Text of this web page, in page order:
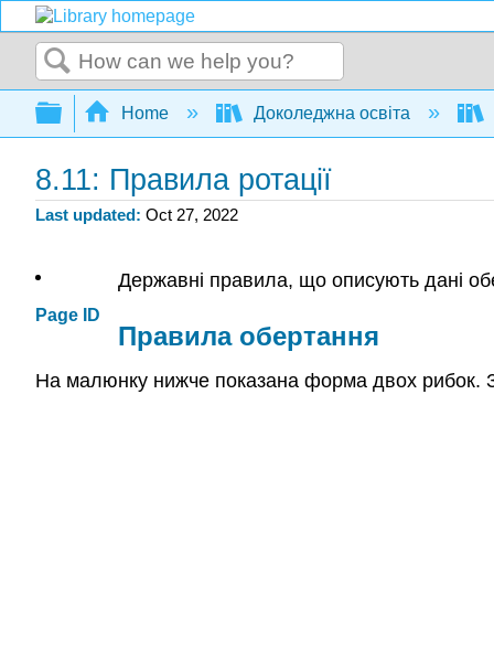
Search
Expand/collapse global hierarchy
Home Доколеджна освіта
8.11: Правила ротації
Last updated Oct 27, 2022
Page ID
Державні правила, що описують дані
Правила обертання
На малюнку нижче показана форма двох рибок.